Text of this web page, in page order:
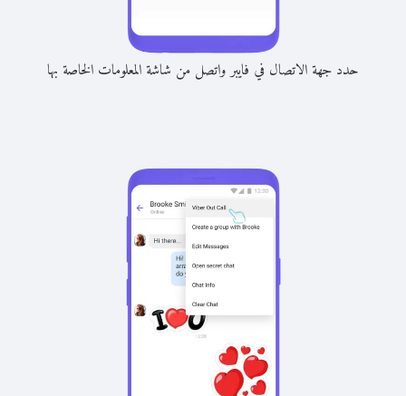
حدد جهة الاتصال في فايبر واتصل من شاشة المعلومات الخاصة بها